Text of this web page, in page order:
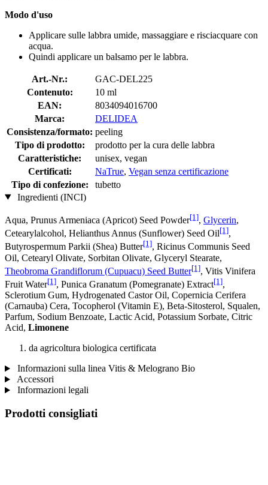
Modo d'uso
Applicare sulle labbra umide, massaggiare e risciacquare con
acqua.
Quindi applicare un balsamo per le labbra.
Art.-Nr.:
GAC-DEL225
Contenuto:
10 ml
EAN:
8034094016700
Marca:
DELIDEA
Consistenza/formato: peeling
Tipo di prodotto:
prodotto per la cura delle labbra
Caratteristiche:
unisex, vegan
Certificati:
NaTrue, Vegan senza certificazione
Tipo di confezione:
tubetto
Ingredienti (INCI)
Aqua, Prunus Armeniaca (Apricot) Seed Powder[1], Glycerin,
Cetearylalcohol, Helianthus Annus (Sunflower) Seed Oil[1],
Butyrospermum Parkii (Shea) Butter[1], Ricinus Communis Seed
Oil, Cetearyl Olivate, Sorbitan Olivate, Glyceryl Stearate,
Theobroma Grandiflorum (Cupuacu) Seed Butter[1], Vitis Vinifera
Fruit Water[1], Punica Granatum (Pomegranate) Extract[1],
Sclerotium Gum, Hydrogenated Castor Oil, Copernicia Cerifera
(Carnauba) Cera, Tocopherol (Vitamin E), Beta-Sitosterol, Squalen,
Parfum, Sodium Benzoate, Lactic Acid, Potassium Sorbate, Citric
Acid, Limonene
da agricoltura biologica certificata
Informazioni sulla linea Vitis & Melograno Bio
Accessori
Informazioni legali
Prodotti consigliati